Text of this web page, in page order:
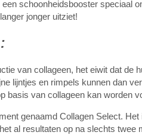
schoonheidsbooster speciaal
jonger uitziet!
van collageen, het eiwit dat de
lijntjes en rimpels kunnen dan
basis van collageen kan worden
genaamd Collagen Select.
al resultaten op na slechts twee